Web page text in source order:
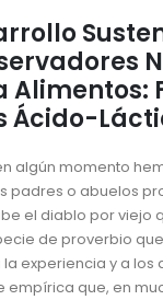
Alimentos:
Ácido-
algún momento
padres o abuelos
el diablo por viejo
de proverbio
experiencia y a los
empírica que, en